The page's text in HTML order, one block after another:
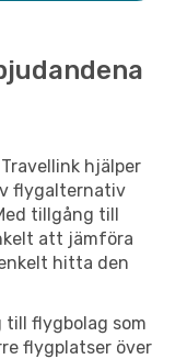
hjälper
flygalternativ
tillgång till
att jämföra
hitta den
flygbolag som
flygplatser över